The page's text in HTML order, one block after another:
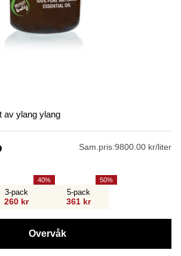
av ylang ylang
Sam.pris:9800.00 kr/liter
3-pack
260 kr
40
5-pack
361 kr
50
Overvåk